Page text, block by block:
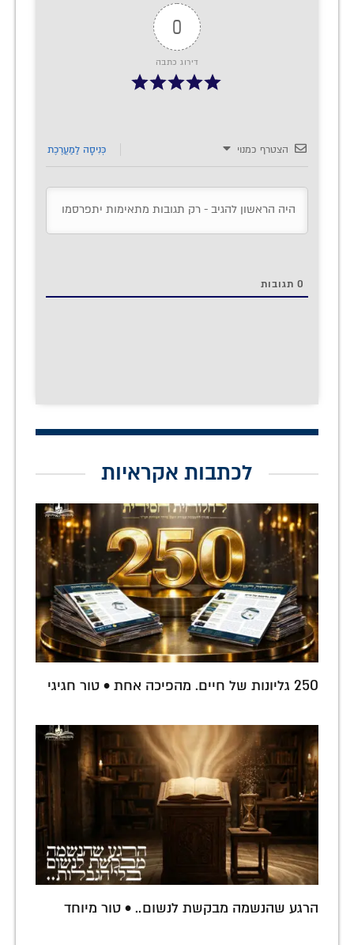
0
דירוג כתבה
הצטרף כמנוי כְּנִיסָה לַמַעֲרֶכֶת
0 תגובות
לכתבות אקראיות
250 גליונות של חיים. מהפיכה אחת • טור חגיגי
הרגע שהנשמה מבקשת לנשום.. • טור מיוחד